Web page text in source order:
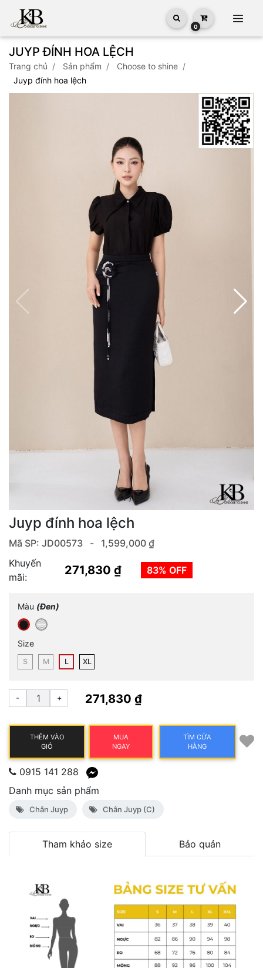
0
JUYP ĐÍNH HOA LỆCH
trang chủ sản phẩm
choose to shine
juyp đính hoa lệch
1/5
Juyp đính hoa lệch
Mã SP: JD00573 - 1,599,000 ₫
Khuyến
mãi:
271,830 ₫ 83% OFF
Màu (Đen)
Size
S M L XL
- + 271,830 ₫
THÊM VÀO
GIỎ
MUA
NGAY
TÌM CỬA
HÀNG
0915 141 288
Danh mục sản phẩm
Chân Juyp Chân Juyp (C)
Tham khảo size Bảo quản